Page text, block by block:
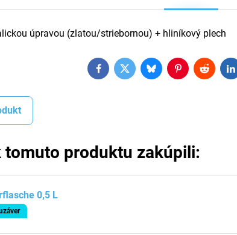
úpravou (zlatou/striebornou) + hliníkový plech
FacebookTwitterBlueskyPinterestReddit
tomuto produktu zakúpili:
0,5 L